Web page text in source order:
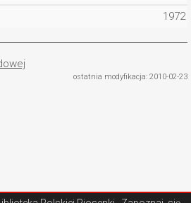
1972
ostatnia modyfikacja: 2010-02-23